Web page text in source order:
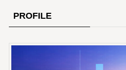
PROFILE